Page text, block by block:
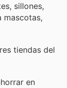
sillones,
mascotas,
tiendas del
en